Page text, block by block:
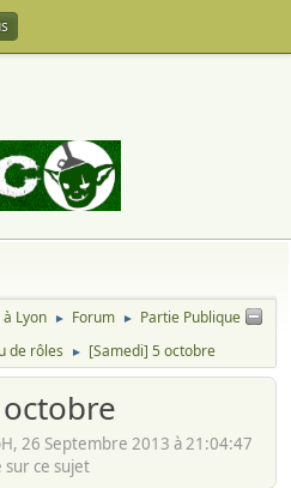
Lyon ► Forum ► Partie Publique
de rôles ► [Samedi] 5 octobre
26 Septembre 2013 à 21:04:47
ce sujet